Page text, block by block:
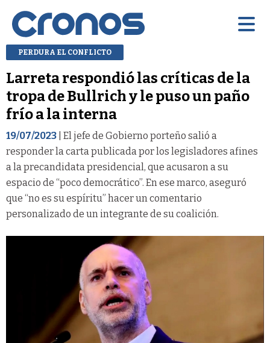
PERDURA EL CONFLICTO
Larreta respondió las críticas de la
tropa de Bullrich y le puso un paño
frío a la interna
19/07/2023 | El jefe de Gobierno porteño salió a
responder la carta publicada por los legisladores afines
a la precandidata presidencial, que acusaron a su
espacio de “poco democrático”. En ese marco, aseguró
que “no es su espíritu” hacer un comentario
personalizado de un integrante de su coalición.